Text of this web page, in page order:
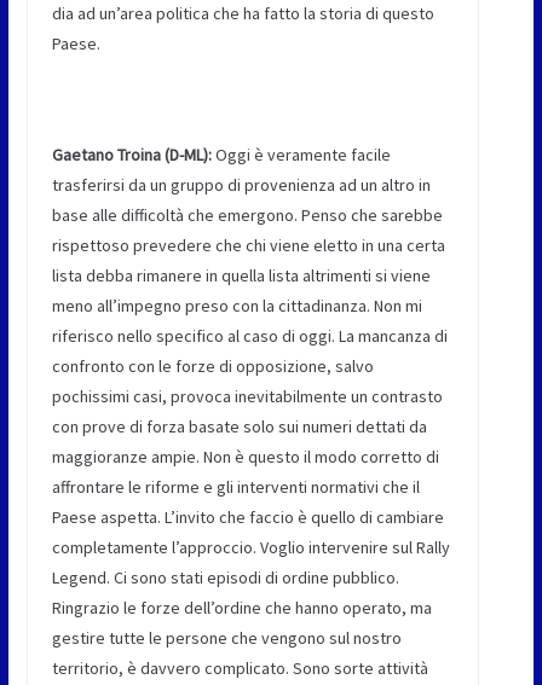
dia ad un’area politica che ha fatto la storia di questo
Paese.
Gaetano Troina (D-ML):Oggi è veramente facile
trasferirsi da un gruppo di provenienza ad un altro in
base alle difficoltà che emergono. Penso che sarebbe
rispettoso prevedere che chi viene eletto in una certa
lista debba rimanere in quella lista altrimenti si viene
meno all’impegno preso con la cittadinanza. Non mi
riferisco nello specifico al caso di oggi. La mancanza di
confronto con le forze di opposizione, salvo
pochissimi casi, provoca inevitabilmente un contrasto
con prove di forza basate solo sui numeri dettati da
maggioranze ampie. Non è questo il modo corretto di
affrontare le riforme e gli interventi normativi che il
Paese aspetta. L’invito che faccio è quello di cambiare
completamente l’approccio. Voglio intervenire sul Rally
Legend. Ci sono stati episodi di ordine pubblico.
Ringrazio le forze dell’ordine che hanno operato, ma
gestire tutte le persone che vengono sul nostro
territorio, è davvero complicato. Sono sorte attività